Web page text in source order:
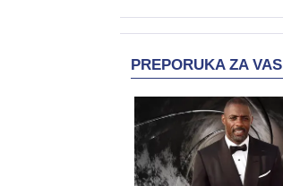
PREPORUKA ZA VAS